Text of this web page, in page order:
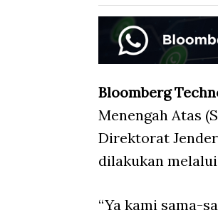
Bloomberg
Menengah Atas
Direktorat
dilakukan
“Ya kami sama-